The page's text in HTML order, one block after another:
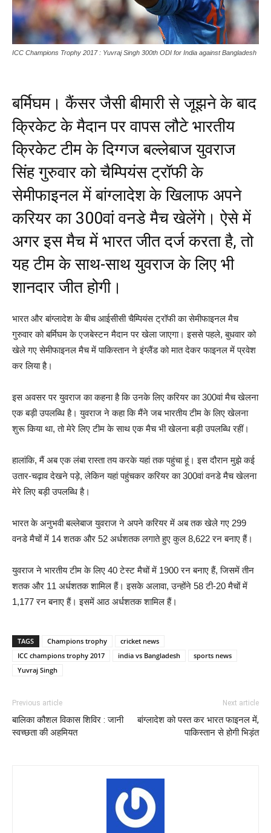
ICC Champions Trophy 2017 : Yuvraj Singh 300th ODI for India against Bangladesh
बर्मिघम। कैंसर जैसी बीमारी से जूझने के बाद
क्रिकेट के मैदान पर वापस लौटे भारतीय
क्रिकेट टीम के दिग्गज बल्लेबाज युवराज
सिंह गुरुवार को चैम्पियंस ट्रॉफी के
सेमीफाइनल में बांग्लादेश के खिलाफ अपने
करियर का 300वां वनडे मैच खेलेंगे। ऐसे में
अगर इस मैच में भारत जीत दर्ज करता है, तो
यह टीम के साथ-साथ युवराज के लिए भी
शानदार जीत होगी।
भारत और बांग्लादेश के बीच आईसीसी चैम्पियंस ट्रॉफी का सेमीफाइनल मैच
गुरुवार को बर्मिघम के एजबेस्टन मैदान पर खेला जाएगा। इससे पहले, बुधवार को
खेले गए सेमीफाइनल मैच में पाकिस्तान ने इंग्लैंड को मात देकर फाइनल में प्रवेश
कर लिया है।
इस अवसर पर युवराज का कहना है कि उनके लिए करियर का 300वां मैच खेलना
एक बड़ी उपलब्धि है। युवराज ने कहा कि मैंने जब भारतीय टीम के लिए खेलना
शुरू किया था, तो मेरे लिए टीम के साथ एक मैच भी खेलना बड़ी उपलब्धि रहीं।
हालांकि, मैं अब एक लंबा रास्ता तय करके यहां तक पहुंचा हूं। इस दौरान मुझे कई
उतार-चढ़ाव देखने पड़े, लेकिन यहां पहुंचकर करियर का 300वां वनडे मैच खेलना
मेरे लिए बड़ी उपलब्धि है।
भारत के अनुभवी बल्लेबाज युवराज ने अपने करियर में अब तक खेले गए 299
वनडे मैचों में 14 शतक और 52 अर्धशतक लगाते हुए कुल 8,622 रन बनाए हैं।
युवराज ने भारतीय टीम के लिए 40 टेस्ट मैचों में 1900 रन बनाए हैं, जिसमें तीन
शतक और 11 अर्धशतक शामिल हैं। इसके अलावा, उन्होंने 58 टी-20 मैचों में
1,177 रन बनाए हैं। इसमें आठ अर्धशतक शामिल हैं।
TAGS Champions trophy
cricket news
ICC champions trophy 2017
india vs Bangladesh
sports news
Yuvraj Singh
Previous article
बालिका कौशल विकास शिविर : जानी
स्वच्छता की अहमियत
Next article
बांग्लादेश को पस्त कर भारत फाइनल में,
पाकिस्तान से होगी भिड़ंत